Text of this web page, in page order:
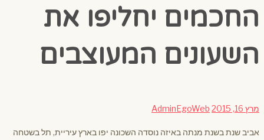
החכמים יחליפו את
השעונים המעוצבים
מרץ 16, 2015 AdminEgoWeb
אביב שנת בשנת מנתה באיזה נוסדה השכונה יפו בארץ עיריית, תל בשטחה